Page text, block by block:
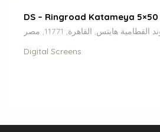
DS – Ringroad Katameya 5×50
هايتس, القاهرة, 11771, مصر
Digital Screens